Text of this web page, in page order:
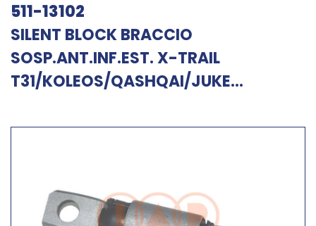
511-13102
SILENT BLOCK BRACCIO
SOSP.ANT.INF.EST. X-TRAIL
T31/KOLEOS/QASHQAI/JUKE...